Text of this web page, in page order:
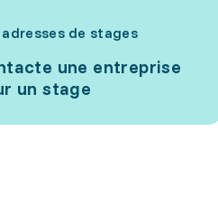
de stages
une entreprise
un stage